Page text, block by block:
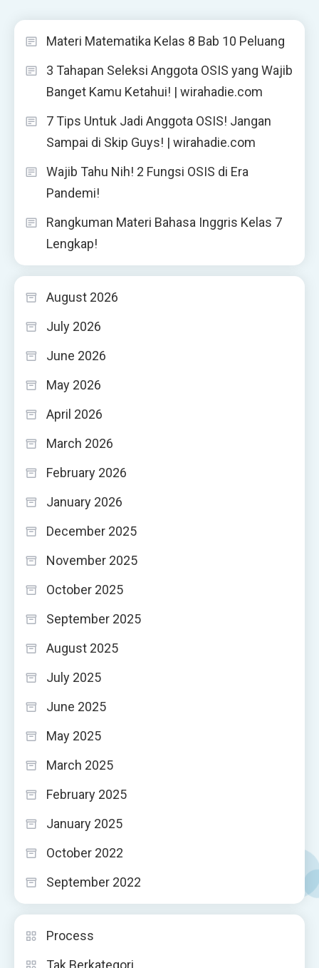
Materi Matematika Kelas 8 Bab 10 Peluang
3 Tahapan Seleksi Anggota OSIS yang Wajib
Banget Kamu Ketahui! | wirahadie.com
7 Tips Untuk Jadi Anggota OSIS! Jangan
Sampai di Skip Guys! | wirahadie.com
Wajib Tahu Nih! 2 Fungsi OSIS di Era
Pandemi!
Rangkuman Materi Bahasa Inggris Kelas 7
Lengkap!
August 2026
July 2026
June 2026
May 2026
April 2026
March 2026
February 2026
January 2026
December 2025
November 2025
October 2025
September 2025
August 2025
July 2025
June 2025
May 2025
March 2025
February 2025
January 2025
October 2022
September 2022
Process
Tak Berkategori